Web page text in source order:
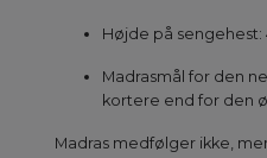
Højde på sengehest:
Madrasmål for den
kortere end for den
Madras medfølger ikke,